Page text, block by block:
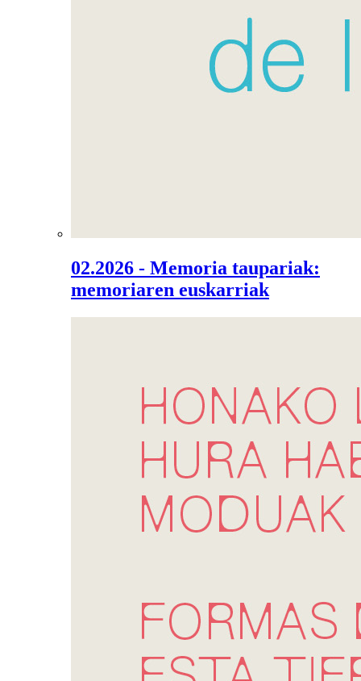
02.2026 - Memoria taupariak:
memoriaren euskarriak